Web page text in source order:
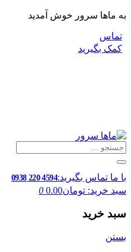
به ماها سرور خوش آمدید
تماس
کمک بگیرید
با ما تماس بگیرید:4594 220 0938
سبد خرید: تومان0.00 0
سبد خرید
بستن